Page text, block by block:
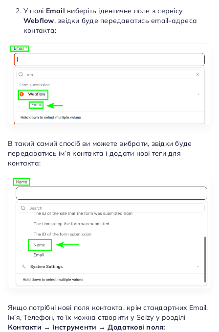
У полі Email виберіть ідентичне поле з сервісу
Webflow, звідки буде передаватись email-адреса
контакта:
В такий самий спосіб ви можете вибрати, звідки буде
передаватись ім’я контакта і додати нові теги для
контакта:
Якщо потрібні нові поля контакта, крім стандартних Email,
Ім’я, Телефон, то їх можна створити у Selzy у розділі
Контакти → Інструменти → Додаткові поля: